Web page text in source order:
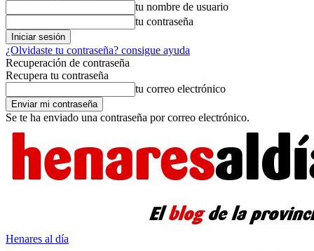
tu nombre de usuario
tu contraseña
¿Olvidaste tu contraseña? consigue ayuda
Recuperación de contraseña
Recupera tu contraseña
tu correo electrónico
Se te ha enviado una contraseña por correo electrónico.
Henares al día